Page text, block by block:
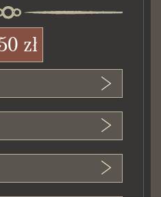
zł